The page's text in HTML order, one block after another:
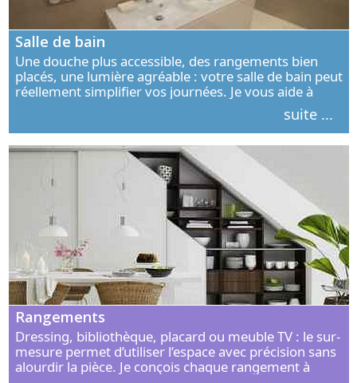
Salle de bain
Une douche plus accessible, des rangements bien
placés, une lumière agréable : votre salle de bain peut
réellement simplifier vos journées. Je vous aide à
concevoir un espace élégant, confortable et adapté à
suite ...
Rangements
Dressing, bibliothèque, placard ou meuble TV : le sur-
mesure permet d’utiliser l’espace avec précision sans
alourdir la pièce. Je conçois chaque rangement à